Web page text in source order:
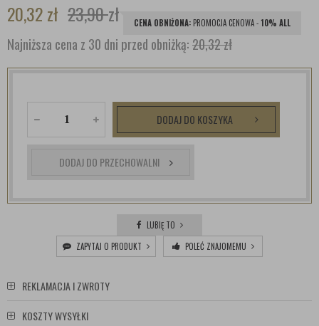
20,32zł 23,90zł CENA OBNIŻONA: PROMOCJA CENOWA -10% ALL
Najniższa cena z 30 dni przed obniżką:20,32 zł
DODAJ DO KOSZYKA
DODAJ DO PRZECHOWALNI
LUBIĘ TO
ZAPYTAJ O PRODUKT
POLEĆ ZNAJOMEMU
REKLAMACJA I ZWROTY
KOSZTY WYSYŁKI